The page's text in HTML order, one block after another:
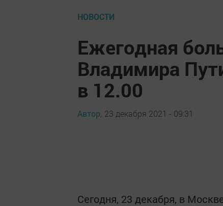
НОВОСТИ
Ежегодная
Владимира
в 12.00
Автор, 23 декабря 2021 - 09:31
Сегодня, 23 декабря, в